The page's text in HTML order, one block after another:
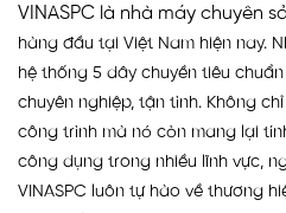
VINASPC là nhà máy chuyên
hàng đầu tại Việt Nam hiện nay.
hệ thống 5 dây chuyền tiêu
chuyên nghiệp, tận tình. Không
công trình mà nó còn mang lại
công dụng trong nhiều lĩnh vực,
VINASPC luôn tự hào về thương